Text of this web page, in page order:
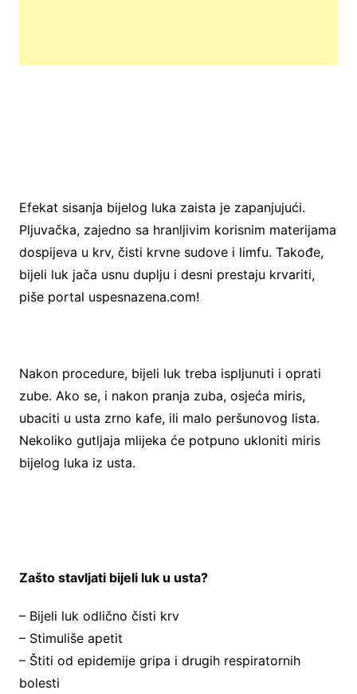
Efekat sisanja bijelog luka zaista je zapanjujući.
Pljuvačka, zajedno sa hranljivim korisnim materijama
dospijeva u krv, čisti krvne sudove i limfu. Takođe,
bijeli luk jača usnu duplju i desni prestaju krvariti,
piše portal uspesnazena.com!
Nakon procedure, bijeli luk treba ispljunuti i oprati
zube. Ako se, i nakon pranja zuba, osjeća miris,
ubaciti u usta zrno kafe, ili malo peršunovog lista.
Nekoliko gutljaja mlijeka će potpuno ukloniti miris
bijelog luka iz usta.
Zašto stavljati bijeli luk u usta?
– Bijeli luk odlično čisti krv
– Stimuliše apetit
– Štiti od epidemije gripa i drugih respiratornih
bolesti